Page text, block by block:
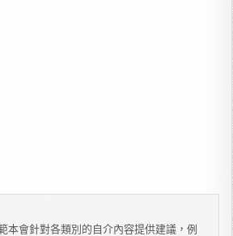
會針對各類別的自介內容提供建議，例